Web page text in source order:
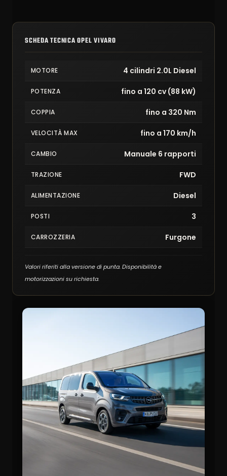
SCHEDA TECNICA OPEL VIVARO
MOTORE 4 cilindri 2.0L Diesel
POTENZA fino a 120 cv (88 kW)
COPPIA fino a 320 Nm
VELOCITÀ MAX fino a 170 km/h
CAMBIO Manuale 6 rapporti
TRAZIONE FWD
ALIMENTAZIONE Diesel
POSTI 3
CARROZZERIA Furgone
Valori riferiti alla versione di punta. Disponibilità e
motorizzazioni su richiesta.